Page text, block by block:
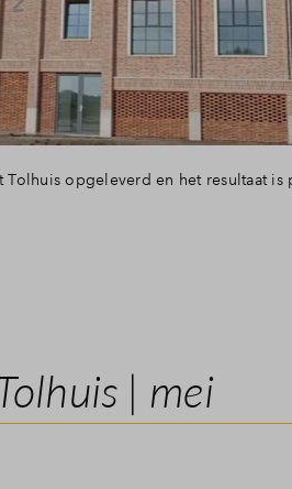
opgeleverd en het resultaat is
| mei